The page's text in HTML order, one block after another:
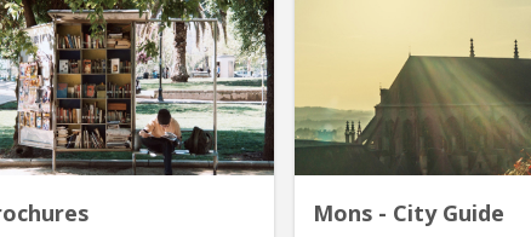
Mons - City Guide